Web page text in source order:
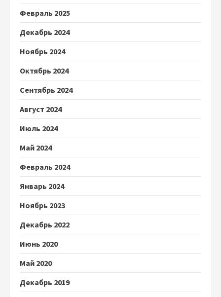
Февраль 2025
Декабрь 2024
Ноябрь 2024
Октябрь 2024
Сентябрь 2024
Август 2024
Июль 2024
Май 2024
Февраль 2024
Январь 2024
Ноябрь 2023
Декабрь 2022
Июнь 2020
Май 2020
Декабрь 2019